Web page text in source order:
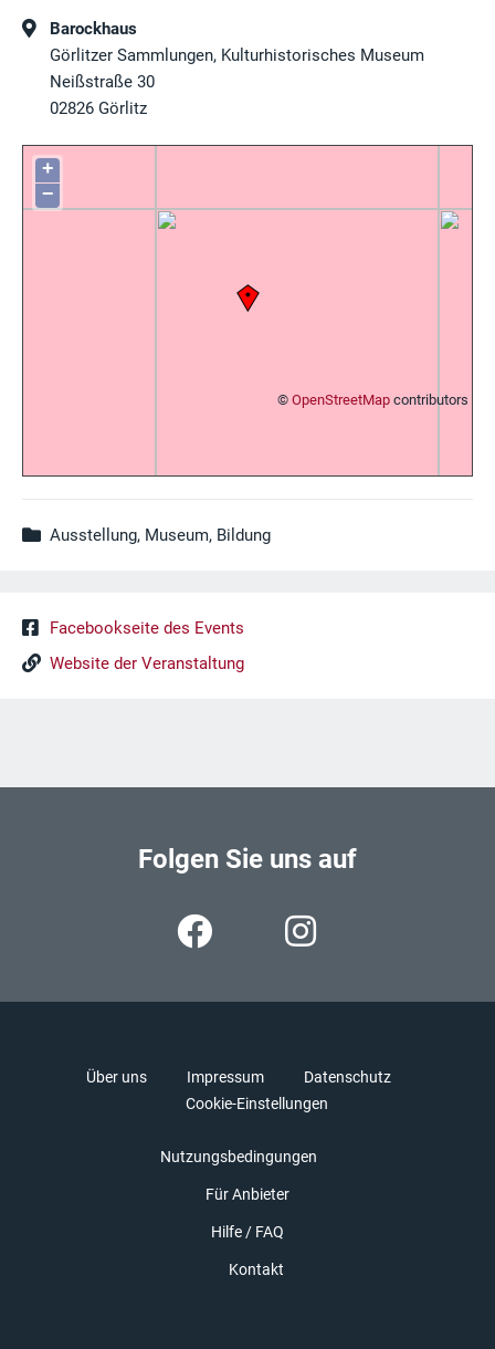
Barockhaus
Görlitzer Sammlungen, Kulturhistorisches Museum
Neißstraße 30
02826 Görlitz
+
−
© OpenStreetMap contributors
Ausstellung, Museum, Bildung
Facebookseite des Events
Website der Veranstaltung
Folgen Sie uns auf
Über uns Impressum
Datenschutz
Cookie-Einstellungen
Nutzungsbedingungen
Für Anbieter
Hilfe / FAQ
Kontakt